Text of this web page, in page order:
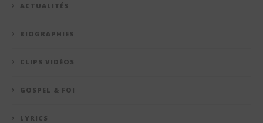
ACTUALITÉS
BIOGRAPHIES
CLIPS VIDÉOS
GOSPEL & FOI
LYRICS